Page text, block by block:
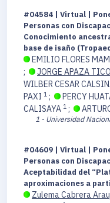
#04584 | Virtual |
Personas con
Conocimiento
base de isaño
EMILIO FLORES
; JORGE APAZA
WILBER CESAR
PAXI 1 ; PERCY
CALISAYA 1 ;
1 - Universidad
#04609 | Virtual |
Personas con
Aceptabilidad del
aproximaciones a
Zulema Cabrera